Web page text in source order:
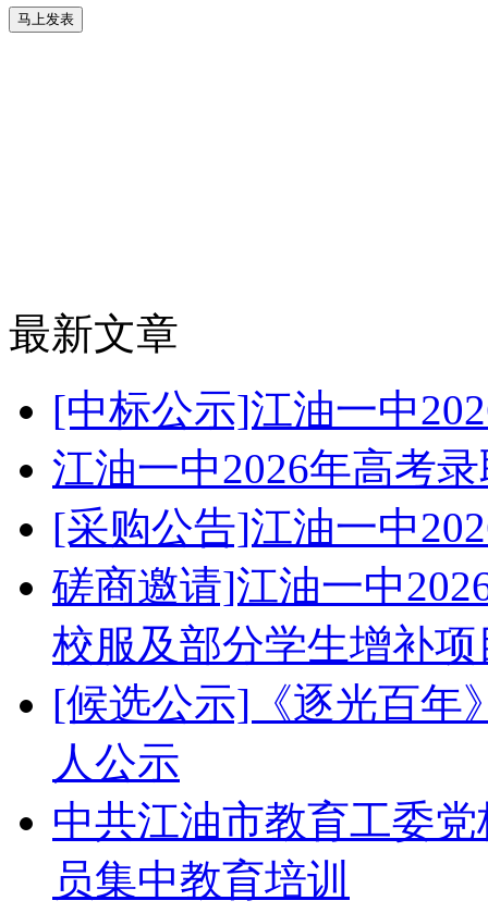
最新文章
[中标公示]江油一中
江油一中2026年高考
[采购公告]江油一中
磋商邀请]江油一中
校服及部分学生增补项
[候选公示]《逐光百年
人公示
中共江油市教育工委
员集中教育培训